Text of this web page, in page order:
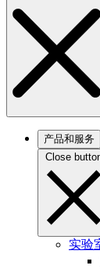
产品和服务
Close
实验